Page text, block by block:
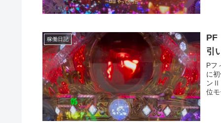
稼働日記
PF
引
Pフ
に
ンⅡ
位